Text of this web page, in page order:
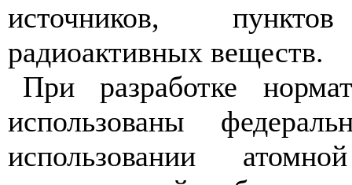
источников,
радиоактивных веществ.
При разработке
использованы
использовании